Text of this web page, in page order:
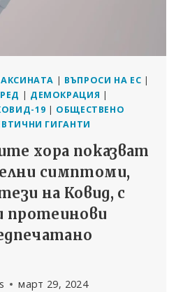
| ВЪПРОСИ НА ЕС |
| ДЕМОКРАЦИЯ |
19 | ОБЩЕСТВЕНО
ГИГАНТИ
хора показват
симптоми,
на Ковид, с
протеинови
март 29, 2024